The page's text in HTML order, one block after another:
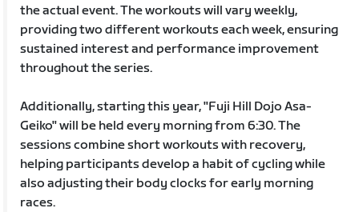
the actual event. The workouts will vary weekly,
providing two different workouts each week, ensuring
sustained interest and performance improvement
throughout the series.
Additionally, starting this year, "Fuji Hill Dojo Asa-
Geiko" will be held every morning from 6:30. The
sessions combine short workouts with recovery,
helping participants develop a habit of cycling while
also adjusting their body clocks for early morning
races.